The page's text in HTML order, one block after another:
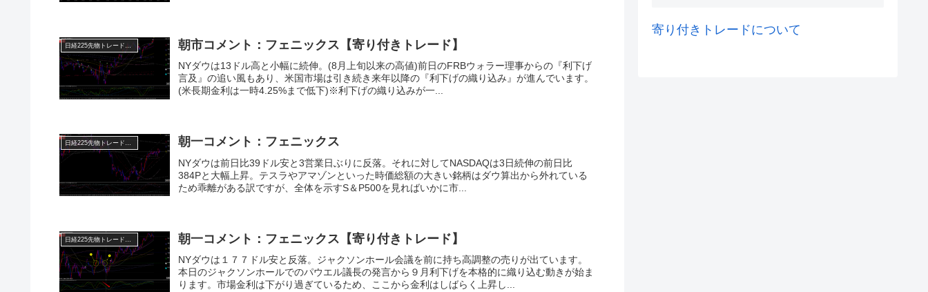
日経225先物トレード倶楽部 朝市コメント：フェニックス【寄り付きトレード】
NYダウは13ドル高と小幅に続伸。(8月上旬以来の高値)前日のFRBウォラー理事からの『利下げ
言及』の追い風もあり、米国市場は引き続き来年以降の『利下げの織り込み』が進んでいます。
(米長期金利は一時4.25%まで低下)※利下げの織り込みが一...
朝一コメント：フェニックス
NYダウは前日比39ドル安と3営業日ぶりに反落。それに対してNASDAQは3日続伸の前日比
384Pと大幅上昇。テスラやアマゾンといった時価総額の大きい銘柄はダウ算出から外れている
ため乖離がある訳ですが、全体を示すS＆P500を見ればいかに市...
日経225先物トレード倶楽部 朝一コメント：フェニックス【寄り付きトレード】
NYダウは１７７ドル安と反落。ジャクソンホール会議を前に持ち高調整の売りが出ています。
本日のジャクソンホールでのパウエル議長の発言から９月利下げを本格的に織り込む動きが始ま
ります。市場金利は下がり過ぎているため、ここから金利はしばらく上昇し...
寄り付きトレードについて